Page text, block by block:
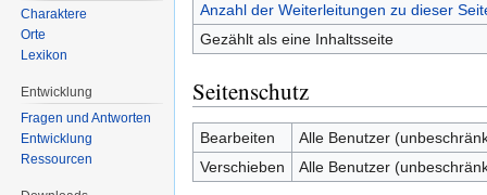
Anzahl der Weiterleitungen zu dieser
Gezählt als eine Inhaltsseite
Seitenschutz
Bearbeiten
Alle Benutzer
Verschieben
Alle Benutzer
Charaktere
Orte
Lexikon
Entwicklung
Fragen und Antworten
Entwicklung
Ressourcen